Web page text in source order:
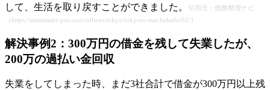
して、生活を取り戻すことができました。
引用元：債務整理ナビ
（https://saimuseiri-pro.com/offices/tokyo/tokyoto-machidashi/62/）
解決事例2：300万円の借金を残して失業したが、
200万の過払い金回収
失業をしてしまった時、まだ3社合計で借金が300万円以上残